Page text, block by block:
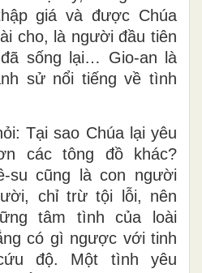
giá và được Chúa
cho, là người đầu tiên
sống lại… Gio-an là
sử nổi tiếng về tình
Tại sao Chúa lại yêu
các tông đồ khác?
su cũng là con người
chỉ trừ tội lỗi, nên
tâm tình của loài
có gì ngược với tinh
độ. Một tình yêu